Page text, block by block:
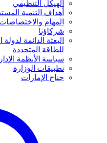
الهيكل التنظيمي
أهداف التنمية
المهام والاختصاصات
شركاؤنا
البعثة الدائمة
للطاقة المتجددة
سياسة الأنظمة
تطبيقات الوزارة
جناح الإمارات